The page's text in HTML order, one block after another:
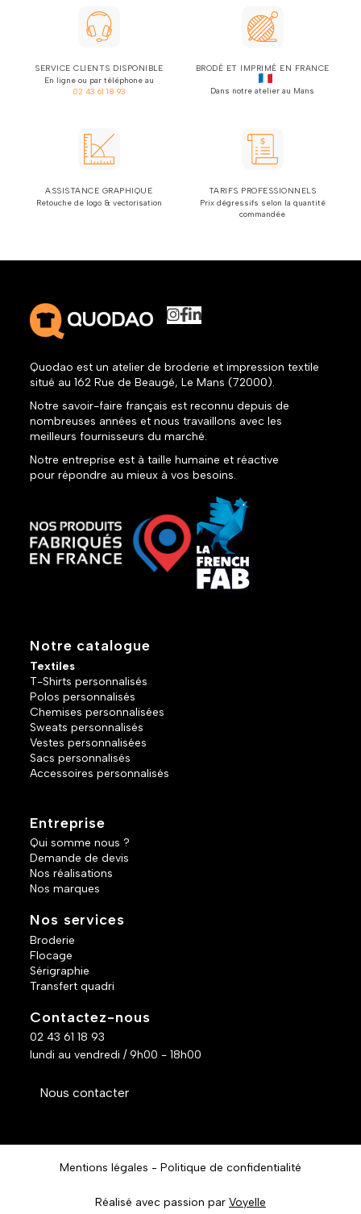
SERVICE CLIENTS DISPONIBLE
En ligne ou par téléphone au
02 43 61 18 93
BRODÉ ET IMPRIMÉ EN FRANCE
Dans notre atelier au Mans
ASSISTANCE GRAPHIQUE
Retouche de logo & vectorisation
TARIFS PROFESSIONNELS
Prix dégressifs selon la quantité
commandée
Quodao est un atelier de broderie et impression textile
situé au 162 Rue de Beaugé, Le Mans (72000).
Notre savoir-faire français est reconnu depuis de
nombreuses années et nous travaillons avec les
meilleurs fournisseurs du marché.
Notre entreprise est à taille humaine et réactive
pour répondre au mieux à vos besoins.
Notre catalogue
Textiles
T-Shirts personnalisés
Polos personnalisés
Chemises personnalisées
Sweats personnalisés
Vestes personnalisées
Sacs personnalisés
Accessoires personnalisés
Entreprise
Qui somme nous ?
Demande de devis
Nos réalisations
Nos marques
Nos services
Broderie
Flocage
Sérigraphie
Transfert quadri
Contactez-nous
02 43 61 18 93
lundi au vendredi / 9h00 - 18h00
Nous contacter
Mentions légales Politique de confidentialité
Réalisé avec passion par Voyelle